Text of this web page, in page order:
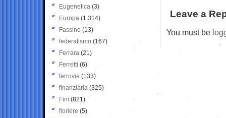
Leave a
You must be
Eugenetica (3)
Europa (1.314)
Fassino (13)
federalismo (167)
Ferrara (21)
Ferretti (6)
ferrovie (133)
finanziaria (325)
Fini (821)
fioriere (5)